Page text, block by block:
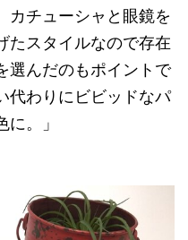
カチューシャと眼鏡を
たスタイルなので存在
選んだのもポイントで
代わりにビビッドなパ
。」